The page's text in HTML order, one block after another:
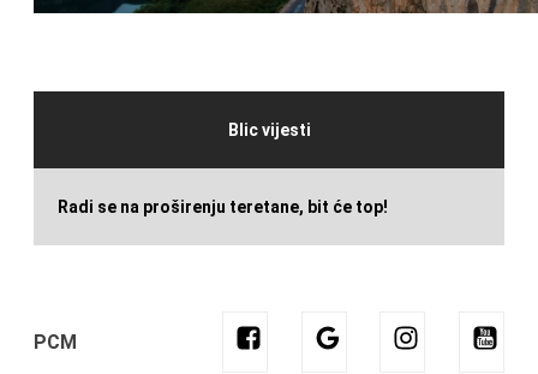
Blic vijesti
Radi se na proširenju teretane, bit će top!
PCM